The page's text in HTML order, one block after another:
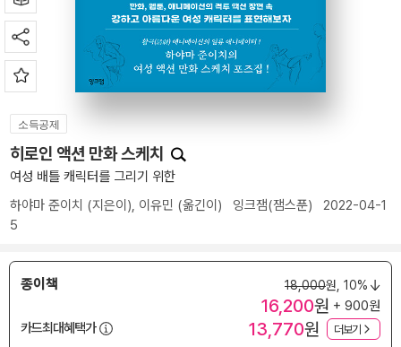
소득공제
히로인 액션 만화 스케치
여성 배틀 캐릭터를 그리기 위한
하야마 준이치 (지은이), 이유민 (옮긴이) 잉크잼(잼스푼) 2022-04-1
5
종이책 18,000원, 10%
16,200원 + 900원
카드최대혜택가
13,770원 더보기